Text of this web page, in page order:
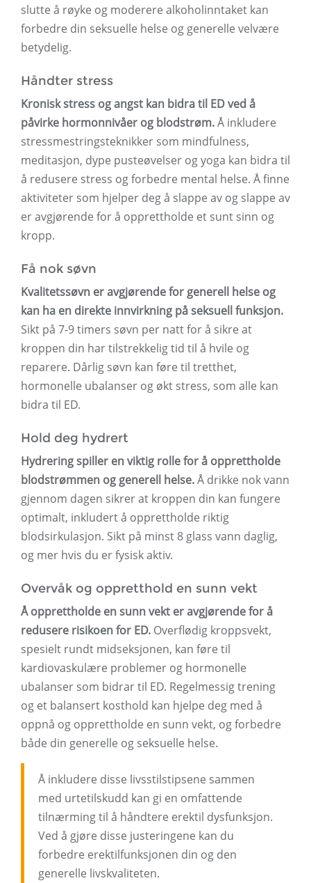
slutte å røyke og moderere alkoholinntaket kan
forbedre din seksuelle helse og generelle velvære
betydelig.
Håndter stress
Kronisk stress og angst kan bidra til ED ved å
påvirke hormonnivåer og blodstrøm.Å inkludere
stressmestringsteknikker som mindfulness,
meditasjon, dype pusteøvelser og yoga kan bidra til
å redusere stress og forbedre mental helse. Å finne
aktiviteter som hjelper deg å slappe av og slappe av
er avgjørende for å opprettholde et sunt sinn og
kropp.
Få nok søvn
Kvalitetssøvn er avgjørende for generell helse og
kan ha en direkte innvirkning på seksuell funksjon.
Sikt på 7-9 timers søvn per natt for å sikre at
kroppen din har tilstrekkelig tid til å hvile og
reparere. Dårlig søvn kan føre til tretthet,
hormonelle ubalanser og økt stress, som alle kan
bidra til ED.
Hold deg hydrert
Hydrering spiller en viktig rolle for å opprettholde
blodstrømmen og generell helse.Å drikke nok vann
gjennom dagen sikrer at kroppen din kan fungere
optimalt, inkludert å opprettholde riktig
blodsirkulasjon. Sikt på minst 8 glass vann daglig,
og mer hvis du er fysisk aktiv.
Overvåk og oppretthold en sunn vekt
Å opprettholde en sunn vekt er avgjørende for å
redusere risikoen for ED. Overflødig kroppsvekt,
spesielt rundt midseksjonen, kan føre til
kardiovaskulære problemer og hormonelle
ubalanser som bidrar til ED. Regelmessig trening
og et balansert kosthold kan hjelpe deg med å
oppnå og opprettholde en sunn vekt, og forbedre
både din generelle og seksuelle helse.
Å inkludere disse livsstilstipsene sammen
med urtetilskudd kan gi en omfattende
tilnærming til å håndtere erektil dysfunksjon.
Ved å gjøre disse justeringene kan du
forbedre erektilfunksjonen din og den
generelle livskvaliteten.